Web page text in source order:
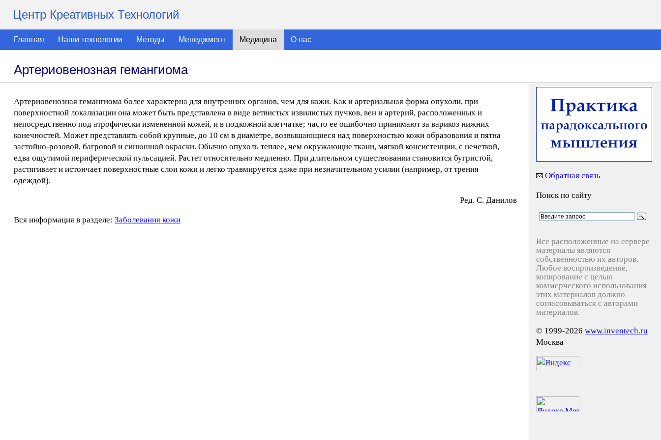
Центр Креативных Технологий
Главная Наши технологии Методы Менеджмент Медицина О нас
Артериовенозная гемангиома
Артериовенозная гемангиома более характерна для внутренних органов, чем для кожи. Как и артериальная форма опухоли, при
поверхностной локализации она может быть представлена в виде ветвистых извилистых пучков, вен и артерий, расположенных и
непосредственно под атрофически измененной кожей, и в подкожной клетчатке; часто ее ошибочно принимают за варикоз нижних
конечностей. Может представлять собой крупные, до 10 см в диаметре, возвышающиеся над поверхностью кожи образования и пятна
застойно-розовой, багровой и синюшной окраски. Обычно опухоль теплее, чем окружающие ткани, мягкой консистенции, с нечеткой,
едва ощутимой периферической пульсацией. Растет относительно медленно. При длительном существовании становится бугристой,
растягивает и истончает поверхностные слои кожи и легко травмируется даже при незначительном усилии (например, от трения
одеждой).
Ред. C. Дaнилoв
Вся информация в разделе: Заболевания кожи
Обратная связь
Поиск по сайту
Все расположенные на сервере
материалы являются
собственностью их авторов.
Любое воспроизведение,
копирование с целью
коммерческого использования
этих материалов должно
согласовываться с авторами
материалов.
© 1999-2026 www.inventech.ru
Москва